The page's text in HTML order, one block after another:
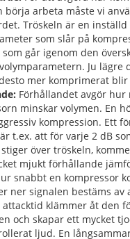
börja arbeta måste vi
Tröskeln är en inställd
som slår på
går igenom den
Ju lägre
mer komprimerat
Förhållandet avgör hur
minskar volymen. En
kompression. Ett
t.ex. att för varje 2 dB
över tröskeln,
mjukt förhållande
snabbt en kompressor
ner signalen bestäms av
attacktid klämmer åt den
och skapar ett mycket
ljud. En